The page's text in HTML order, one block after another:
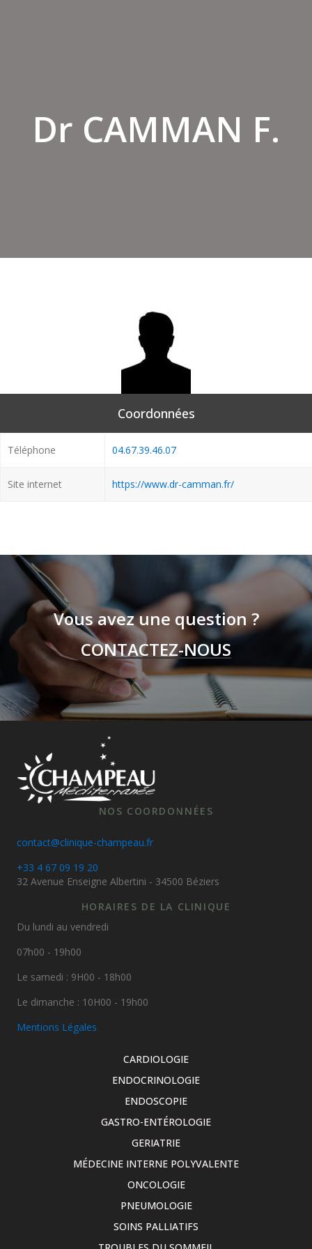
Dr CAMMAN F.
Coordonnées
Téléphone 04.67.39.46.07
Site internet https://www.dr-camman.fr/
Vous avez une question ?
CONTACTEZ-NOUS
NOS COORDONNÉES
contact@clinique-champeau.fr
+33 4 67 09 19 20
32 Avenue Enseigne Albertini - 34500 Béziers
HORAIRES DE LA CLINIQUE
Du lundi au vendredi
07h00 - 19h00
Le samedi : 9H00 - 18h00
Le dimanche : 10H00 - 19h00
Mentions Légales
CARDIOLOGIE
ENDOCRINOLOGIE
ENDOSCOPIE
GASTRO-ENTÉROLOGIE
GERIATRIE
MÉDECINE INTERNE POLYVALENTE
ONCOLOGIE
PNEUMOLOGIE
SOINS PALLIATIFS